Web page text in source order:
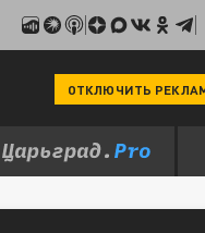
ОТКЛЮЧИТЬ